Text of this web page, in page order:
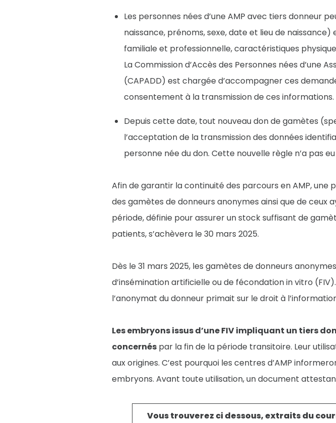
Les personnes nées d’une AMP avec tiers donneur
naissance, prénoms, sexe, date et lieu de
familiale et professionnelle, caractéristiques
La Commission d’Accès des Personnes nées d’une
(CAPADD) est chargée d’accompagner ces
consentement à la transmission de ces informations.
Depuis cette date, tout nouveau don de gamètes
l’acceptation de la transmission des données
personne née du don. Cette nouvelle règle n’a pas
Afin de garantir la continuité des parcours en AMP,
des gamètes de donneurs anonymes ainsi que de
période, définie pour assurer un stock suffisant de
patients, s’achèvera le 30 mars 2025.
Dès le 31 mars 2025, les gamètes de donneurs
d’insémination artificielle ou de fécondation in vitro
l’anonymat du donneur primait sur le droit à
Les embryons issus d’une FIV impliquant un tiers
concernés par la fin de la période transitoire. Leur
aux origines. C’est pourquoi les centres d’AMP
embryons. Avant toute utilisation, un document
Vous trouverez ci dessous, extraits du